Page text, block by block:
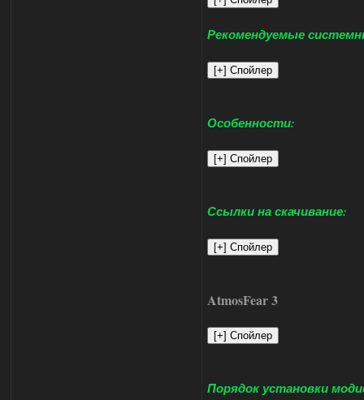
Рекомендуемые
Особенности:
Ссылки на скачивание:
AtmosFear 3
Порядок установки